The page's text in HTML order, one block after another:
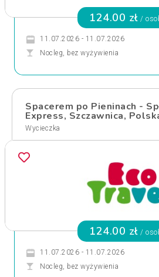
124.00 zł /
11.07.2026 - 11.07.2026
Nocleg, bez wyżywienia
Spacerem po Pieninach -
Express, Szczawnica,
Wycieczka
124.00 zł /
11.07.2026 - 11.07.2026
Nocleg, bez wyżywienia